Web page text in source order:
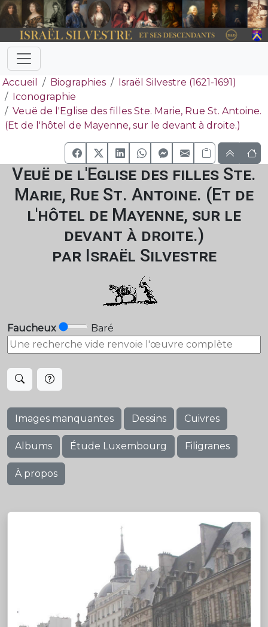
Accueil Biographies
Israël Silvestre (1621-1691)
Iconographie
Veuë de l'Eglise des filles Ste. Marie, Rue St. Antoine.
(Et de l'hôtel de Mayenne, sur le devant à droite.)
Veuë de l'Eglise des filles Ste.
Marie, Rue St. Antoine. (Et de
l'hôtel de Mayenne, sur le
devant à droite.)
par Israël Silvestre
Faucheux Baré
Images manquantes Dessins Cuivres
Albums Étude Luxembourg Filigranes
À propos